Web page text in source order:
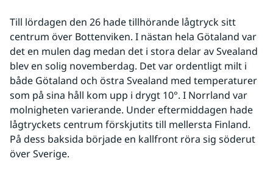
Till lördagen den 26 hade tillhörande lågtryck sitt
centrum över Bottenviken. I nästan hela Götaland var
det en mulen dag medan det i stora delar av Svealand
blev en solig novemberdag. Det var ordentligt milt i
både Götaland och östra Svealand med temperaturer
som på sina håll kom upp i drygt 10°. I Norrland var
molnigheten varierande. Under eftermiddagen hade
lågtryckets centrum förskjutits till mellersta Finland.
På dess baksida började en kallfront röra sig söderut
över Sverige.